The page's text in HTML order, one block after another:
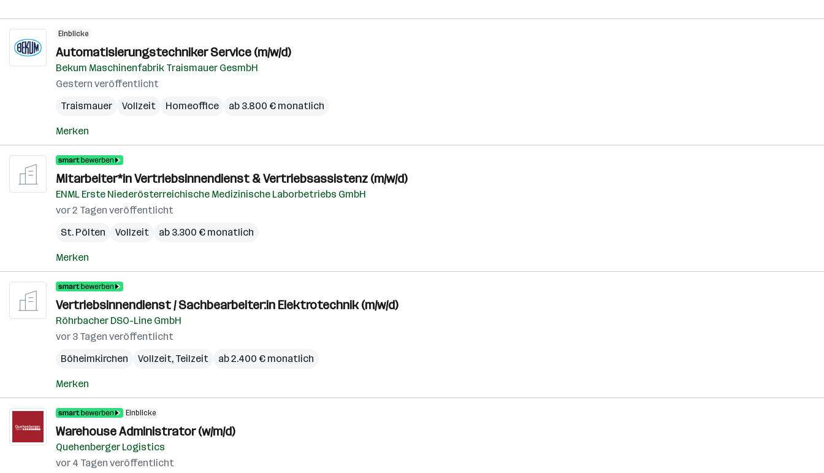
Einblicke
Automatisierungstechniker Service (m/w/d)
Bekum Maschinenfabrik Traismauer GesmbH
Gestern veröffentlicht
Traismauer
Vollzeit Homeoffice ab 3.800 € monatlich
Merken
Mitarbeiter*in Vertriebsinnendienst & Vertriebsassistenz (m/w/d)
ENML Erste Niederösterreichische Medizinische Laborbetriebs GmbH
vor 2 Tagen veröffentlicht
St. Pölten
Vollzeit ab 3.300 € monatlich
Merken
Vertriebsinnendienst / Sachbearbeiter:in Elektrotechnik (m/w/d)
Röhrbacher DSO-Line GmbH
vor 3 Tagen veröffentlicht
Böheimkirchen
Vollzeit, Teilzeit ab 2.400 € monatlich
Merken
Einblicke
Warehouse Administrator (w/m/d)
Quehenberger Logistics
vor 4 Tagen veröffentlicht